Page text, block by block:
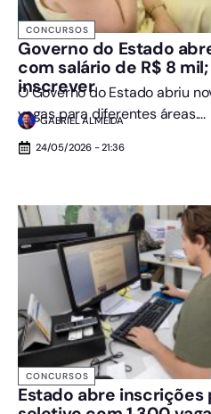
CONCURSOS
Governo do Estado
com salário de R$ 8
inscrever
O Governo do Estado abriu
vagas para diferentes áreas....
GABRIEL ALMEIDA
24/05/2026 - 21:36
CONCURSOS
Estado abre inscrições